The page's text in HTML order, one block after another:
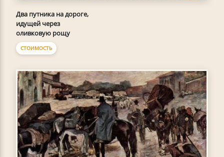
Два путника на дороге,
идущей через
оливковую рощу
СТОИМОСТЬ